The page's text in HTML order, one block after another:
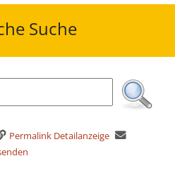
Suche
Permalink Detailanzeige
geöffnet